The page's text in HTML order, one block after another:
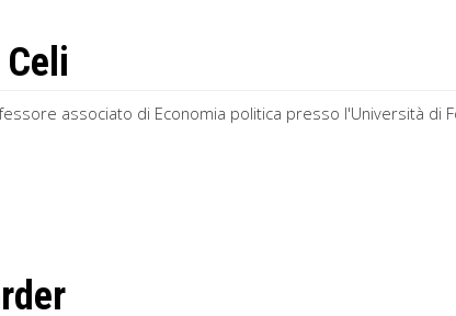
associato di Economia politica presso l'Università di